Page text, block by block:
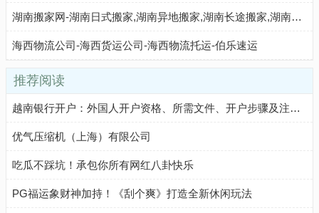
湖南搬家网-湖南日式搬家,湖南异地搬家,湖南长途搬家,湖南仓储物流,湖南搬家公司排名前十名
海西物流公司-海西货运公司-海西物流托运-伯乐速运
推荐阅读
越南银行开户：外国人开户资格、所需文件、开户步骤及注意事项
优气压缩机（上海）有限公司
吃瓜不踩坑！承包你所有网红八卦快乐
PG福运象财神加持！《刮个爽》打造全新休闲玩法